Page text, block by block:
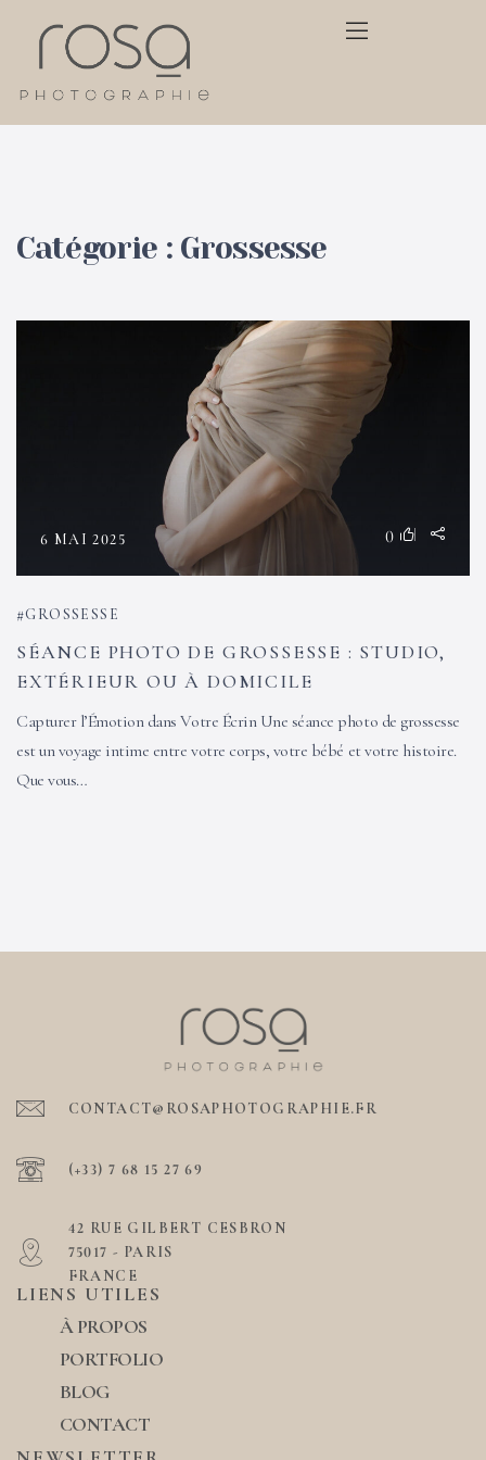
Catégorie : Grossesse
6 MAI 2025 0
GROSSESSE
SÉANCE PHOTO DE GROSSESSE : STUDIO,
EXTÉRIEUR OU À DOMICILE
Capturer l’Émotion dans Votre Écrin Une séance photo de grossesse
est un voyage intime entre votre corps, votre bébé et votre histoire.
Que vous…
CONTACT@ROSAPHOTOGRAPHIE.FR
(+33) 7 68 15 27 69
42 RUE GILBERT CESBRON
75017 - PARIS
FRANCE
LIENS UTILES
À PROPOS
PORTFOLIO
BLOG
CONTACT